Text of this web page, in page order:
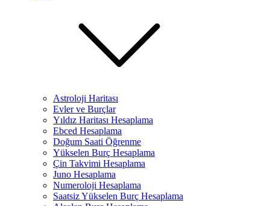
Astroloji Haritası
Evler ve Burçlar
Yıldız Haritası Hesaplama
Ebced Hesaplama
Doğum Saati Öğrenme
Yükselen Burç Hesaplama
Çin Takvimi Hesaplama
Juno Hesaplama
Numeroloji Hesaplama​
Saatsiz Yükselen Burç Hesaplama